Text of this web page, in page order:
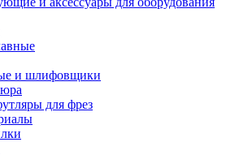
и шлифовщики
для фрез